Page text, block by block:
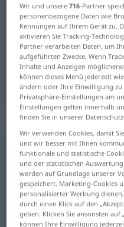
Deutsch-
"Ehrenmitglied"
"Ehrenmitglied"
Übersetzung
Ehrenmitgliedn
Übersicht aller
(Für mehr Details die
honorary member
Wir und unsere716-Partner
personenbezogene Daten wie
Kennungen auf Ihrem Gerät zu.
aktivieren Sie Tracking-
Partner verarbeiten Daten, um
aufgeführten Zwecke. Wenn
Inhalte und Anzeigen
können dieses Menü jederzeit
ändern oder Ihre Einwilligung
Privatsphäre-Einstellungen am
Einstellungen gelten innerhalb
finden Sie in unserer
Wir verwenden Cookies, damit
und wir besser mit Ihnen
funktionale und statistische
und der statistischen
werden auf Grundlage unserer
gespeichert. Marketing-Cookies
personalisierter Werbung
durch einen Klick auf den
geben. Klicken Sie ansonsten
können Ihre Einwilligung